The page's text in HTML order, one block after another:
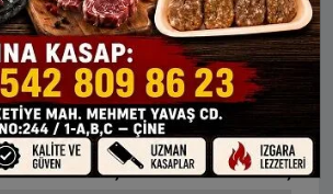
AYLIK NAMAZ VAKITLERI
GÜNEŞ ÖĞLE İKINDI AKŞAM